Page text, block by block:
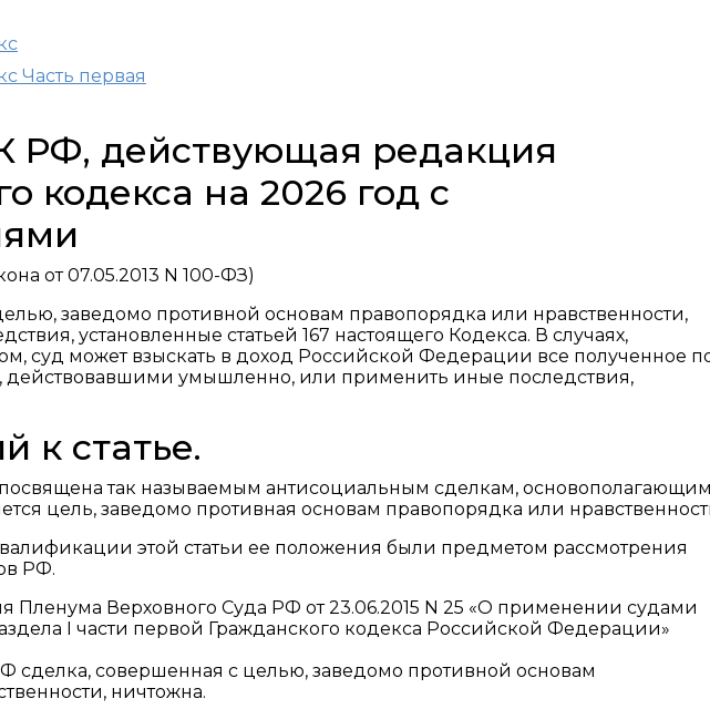
Часть первая
РФ, действующая редакция
кодекса на 2026 год с
от 07.05.2013 N 100-ФЗ)
заведомо противной основам правопорядка или нравственности,
установленные статьей 167 настоящего Кодекса. В случаях,
суд может взыскать в доход Российской Федерации все полученное
действовавшими умышленно, или применить иные последствия,
к статье.
так называемым антисоциальным сделкам, основополагающим
цель, заведомо противная основам правопорядка или
этой статьи ее положения были предметом рассмотрения
РФ.
Пленума Верховного Суда РФ от 23.06.2015 N 25 «О применении судами
I части первой Гражданского кодекса Российской Федерации»
сделка, совершенная с целью, заведомо противной основам
ничтожна.